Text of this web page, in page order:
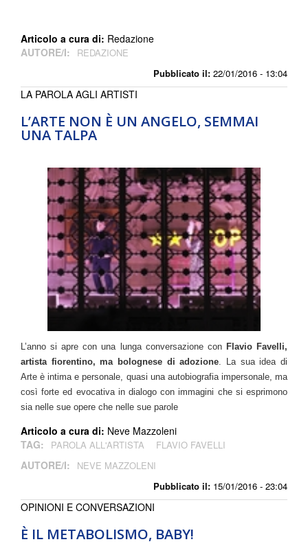
Pubblicato il: 22/01/2016 - 13:04
Articolo a cura di: Redazione
AUTORE/I:
REDAZIONE
L’ARTE NON È UN ANGELO, SEMMAI
UNA TALPA
Pubblicato il: 15/01/2016 - 23:04
LA PAROLA AGLI ARTISTI
L’anno si apre con una lunga conversazione con Flavio Favelli,
artista fiorentino, ma bolognese di adozione. La sua idea di
Arte è intima e personale, quasi una autobiografia impersonale, ma
così forte ed evocativa in dialogo con immagini che si esprimono
sia nelle sue opere che nelle sue parole
Articolo a cura di: Neve Mazzoleni
TAG:
PAROLA ALL'ARTISTA FLAVIO FAVELLI
AUTORE/I: NEVE MAZZOLENI
È IL METABOLISMO, BABY!
OPINIONI E CONVERSAZIONI